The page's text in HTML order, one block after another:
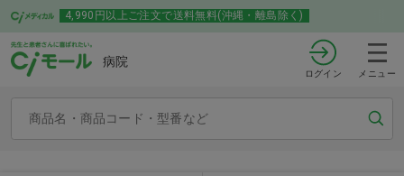
4,990円以上ご注文で送料無料(沖縄・離島除く)
病院
ログイン メニュー